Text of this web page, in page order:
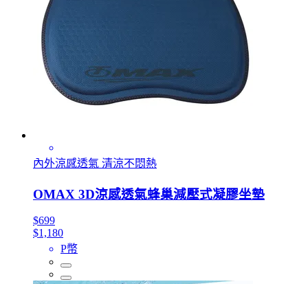
內外涼感透氣 清涼不悶熱
OMAX 3D涼感透氣蜂巢減壓式凝膠坐墊
$699
$1,180
P幣